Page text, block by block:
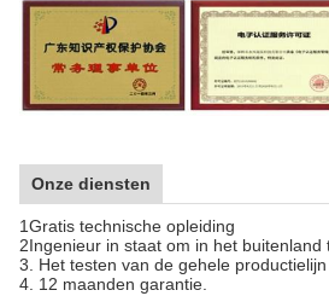
Onze diensten
1Gratis technische opleiding
2Ingenieur in staat om in het buitenland
3. Het testen van de gehele
4. 12 maanden garantie.